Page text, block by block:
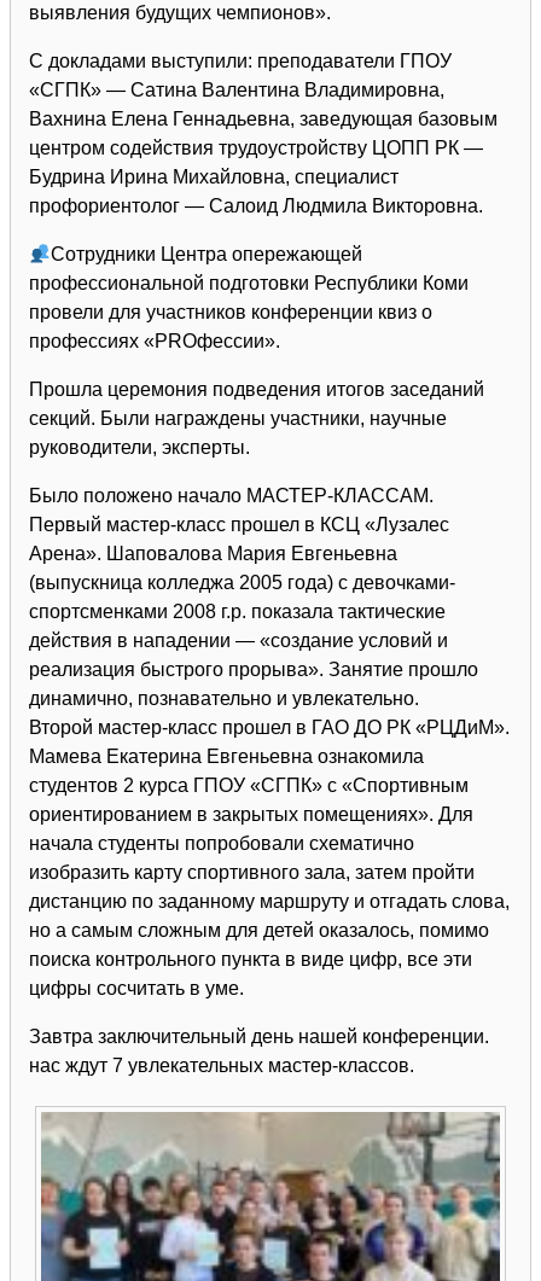
выявления будущих чемпионов».
С докладами выступили: преподаватели ГПОУ
«СГПК» — Сатина Валентина Владимировна,
Вахнина Елена Геннадьевна, заведующая базовым
центром содействия трудоустройству ЦОПП РК —
Будрина Ирина Михайловна, специалист
профориентолог — Салоид Людмила Викторовна.
Сотрудники Центра опережающей
профессиональной подготовки Республики Коми
провели для участников конференции квиз о
профессиях «PROфессии».
Прошла церемония подведения итогов заседаний
секций. Были награждены участники, научные
руководители, эксперты.
Было положено начало МАСТЕР-КЛАССАМ.
Первый мастер-класс прошел в КСЦ «Лузалес
Арена». Шаповалова Мария Евгеньевна
(выпускница колледжа 2005 года) с девочками-
спортсменками 2008 г.р. показала тактические
действия в нападении — «создание условий и
реализация быстрого прорыва». Занятие прошло
динамично, познавательно и увлекательно.
Второй мастер-класс прошел в ГАО ДО РК «РЦДиМ».
Мамева Екатерина Евгеньевна ознакомила
студентов 2 курса ГПОУ «СГПК» с «Спортивным
ориентированием в закрытых помещениях». Для
начала студенты попробовали схематично
изобразить карту спортивного зала, затем пройти
дистанцию по заданному маршруту и отгадать слова,
но а самым сложным для детей оказалось, помимо
поиска контрольного пункта в виде цифр, все эти
цифры сосчитать в уме.
Завтра заключительный день нашей конференции.
нас ждут 7 увлекательных мастер-классов.